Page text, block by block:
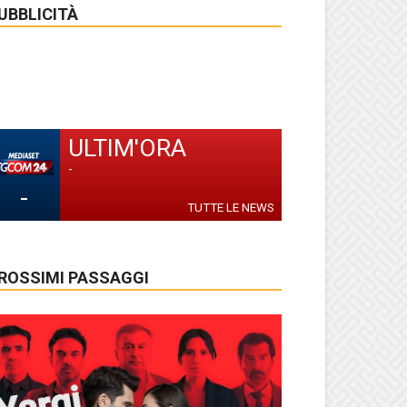
-
ULTIM'ORA
-
TUTTE LE NEWS
PASSAGGI